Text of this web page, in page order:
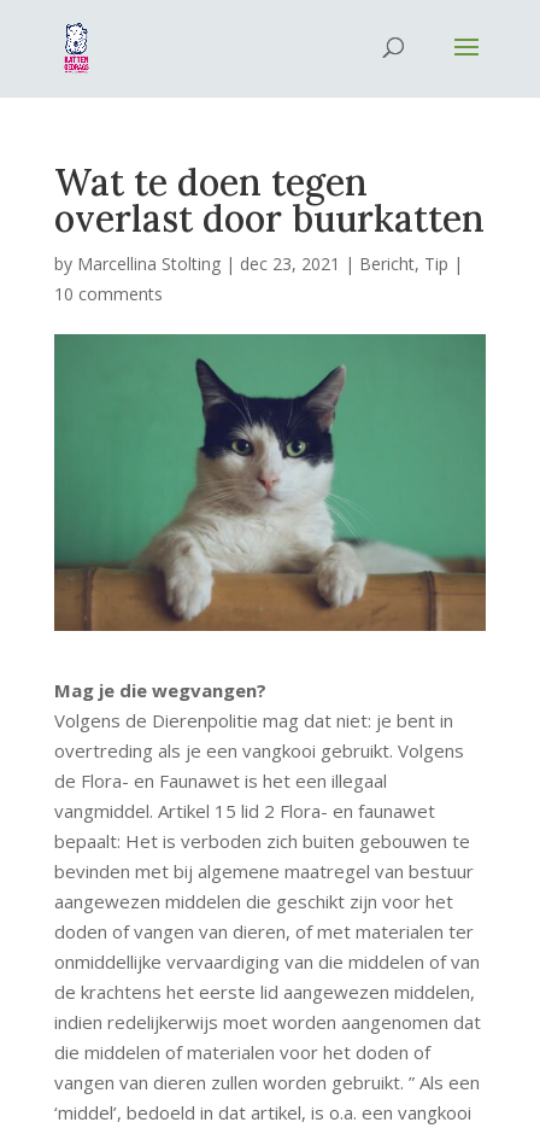
Wat te doen tegen
overlast door buurkatten
by Marcellina Stolting| dec 23, 2021 | Bericht, Tip |
10 comments
Mag je die wegvangen?
Volgens de Dierenpolitie mag dat niet: je bent in
overtreding als je een vangkooi gebruikt. Volgens
de Flora- en Faunawet is het een illegaal
vangmiddel. Artikel 15 lid 2 Flora- en faunawet
bepaalt: Het is verboden zich buiten gebouwen te
bevinden met bij algemene maatregel van bestuur
aangewezen middelen die geschikt zijn voor het
doden of vangen van dieren, of met materialen ter
onmiddellijke vervaardiging van die middelen of van
de krachtens het eerste lid aangewezen middelen,
indien redelijkerwijs moet worden aangenomen dat
die middelen of materialen voor het doden of
vangen van dieren zullen worden gebruikt. ” Als een
‘middel’, bedoeld in dat artikel, is o.a. een vangkooi